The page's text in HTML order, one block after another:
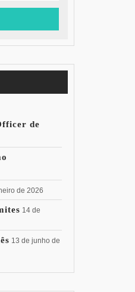
de
de 2026
14 de
13 de junho de